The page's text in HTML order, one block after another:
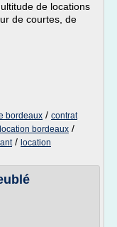
de locations
de courtes, de
bordeaux / contrat
bordeaux /
/ location